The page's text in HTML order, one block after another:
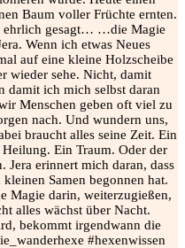
Baum voller Früchte ernten.
ehrlich gesagt… …die Magie
Wenn ich etwas Neues
auf eine kleine Holzscheibe
wieder sehe. Nicht, damit
damit ich mich selbst daran
Menschen geben oft viel zu
nach. Und wundern uns,
braucht alles seine Zeit. Ein
Ein Traum. Oder der
Jera erinnert mich daran, dass
Samen begonnen hat.
Magie darin, weiterzugießen,
alles wächst über Nacht.
bekommt irgendwann die
#hexenwissen